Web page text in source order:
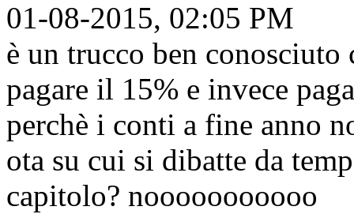
01-08-2015, 02:05 PM
è un trucco ben
pagare il 15% e invece
perchè i conti a fine anno
ota su cui si dibatte da
capitolo? nooooooooooo